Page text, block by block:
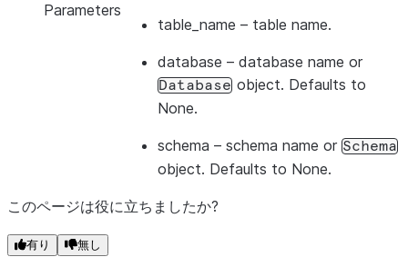
Parameters
table_name – table name.
database – database name or
Database object. Defaults to
None.
schema – schema name or Schema
object. Defaults to None.
このページは役に立ちましたか?
有り 無し